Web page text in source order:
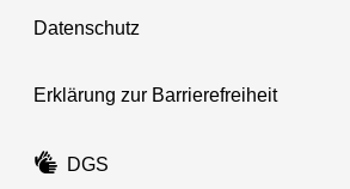
Datenschutz
Erklärung zur Barrierefreiheit
DGS